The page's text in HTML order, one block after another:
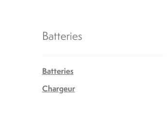
Batteries
Batteries
Chargeur